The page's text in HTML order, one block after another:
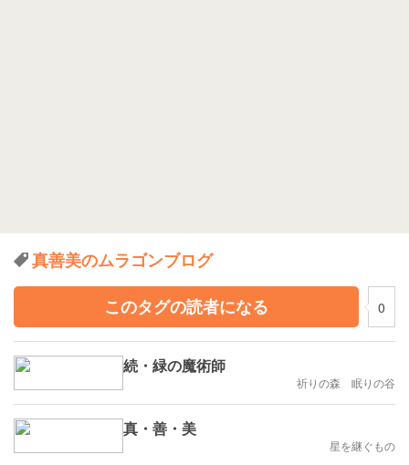
真善美のムラゴンブログ
このタグの読者になる
0
続・緑の魔術師
祈りの森 眠りの谷
真・善・美
星を継ぐもの